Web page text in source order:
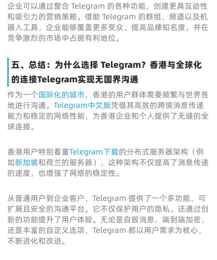
企业可以通过整合 Telegram 的各种功能，创建更具互动性
和吸引力的营销策略。借助 Telegram 的群组、频道以及机
器人工具，企业能够覆盖更多受众，提高品牌知名度，并在
竞争激烈的市场中占据有利地位。
五、总结：为什么选择 Telegram？香港与全球化
的连接Telegram实现无国界沟通
作为一个国际化的城市，香港的用户群体需要频繁与世界各
地进行沟通。 Telegram中文版凭借其高效的跨境消息传递
能力和稳定的网络性能，为香港企业和个人提供了无缝的全
球连接。
香港用户特别看重Telegram下载的分布式服务器架构（例
如新加坡和荷兰的服务器），这种架构不仅提高了消息传递
的速度，也增强了网络的稳定性。
从普通用户到企业客户，Telegram 提供了一个多功能、可
扩展且安全的沟通平台。它不仅保护用户的隐私，还通过创
新的功能提升了用户体验。无论是自毁消息、端到端加密，
还是丰富的自定义选项，Telegram 都以用户需求为核心，
不断进化和改进。